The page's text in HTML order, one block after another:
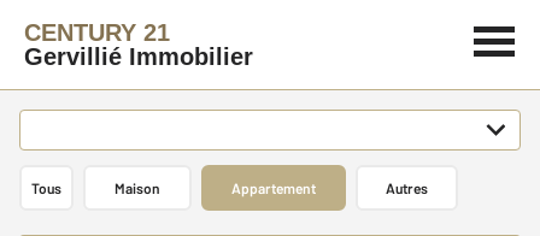
CENTURY 21
Gervillié Immobilier
Tous Maison Appartement Autres